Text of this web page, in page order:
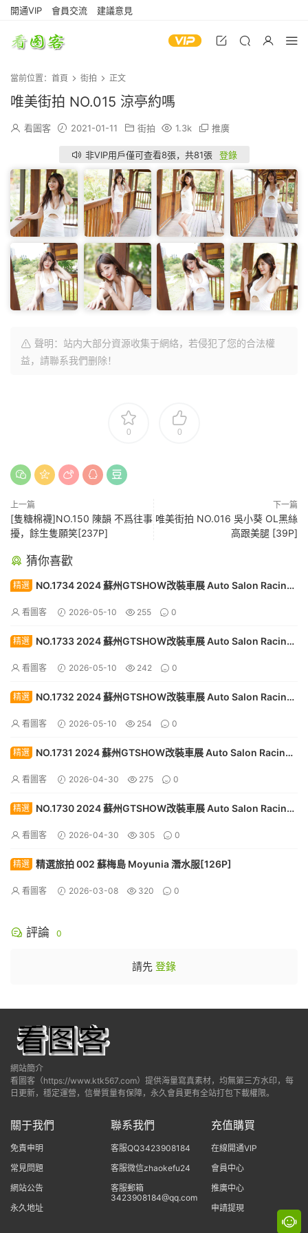
開通VIP 會員交流 建議意見
當前位置： 首頁 街拍 正文
唯美街拍 NO.015 涼亭約嗎
看圖客 2021-01-11 街拍 1.3k 推廣
非VIP用戶僅可查看8張，共81張 登錄
聲明：站内大部分資源收集于網絡，若侵犯了您的合法權
益，請聯系我們删除！
0 0
上一篇
[隻糖棉襪]NO.150 陳韻 不爲往事
擾，餘生隻願笑[237P]
下一篇
唯美街拍 NO.016 吳小葵 OL黑絲
高跟美腿 [39P]
猜你喜歡
精選
NO.1734 2024 蘇州GTSHOW改裝車展 Auto Salon Racing
看圖客 2026-05-10 255 0
精選
NO.1733 2024 蘇州GTSHOW改裝車展 Auto Salon Racing
看圖客 2026-05-10 242 0
精選
NO.1732 2024 蘇州GTSHOW改裝車展 Auto Salon Racing
看圖客 2026-05-10 254 0
精選
NO.1731 2024 蘇州GTSHOW改裝車展 Auto Salon Racing
看圖客 2026-04-30 275 0
精選
NO.1730 2024 蘇州GTSHOW改裝車展 Auto Salon Racing
看圖客 2026-04-30 305 0
精選 精選旅拍 002 蘇梅島 Moyunia 潛水服[126P]
看圖客 2026-03-08 320 0
評論 0
請先 登錄
網站簡介
看圖客（https://www.ktk567.com）提供海量寫真素材，均無第三方水印，每
日更新，穩定運營，信譽質量有保障，永久會員更有全站打包下載權限。
關于我們
免責申明
常見問題
網站公告
永久地址
聯系我們
客服QQ3423908184
客服微信zhaokefu24
客服郵箱
3423908184@qq.com
充值購買
在線開通VIP
會員中心
推廣中心
申請提現